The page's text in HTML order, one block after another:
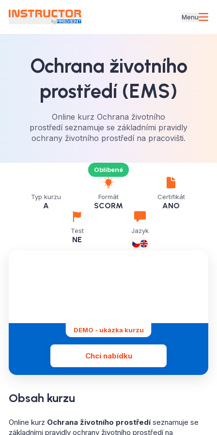
Menu
Ochrana životního
prostředí (EMS)
Online kurz Ochrana životního
prostředí seznamuje se základními pravidly
ochrany životního prostředí na pracovišti.
Oblíbené
Typ kurzu
A
Formát
SCORM
Certifikát
ANO
Test
NE
Jazyk
DEMO - ukázka kurzu
Chci nabídku
Obsah kurzu
Online kurz Ochrana životního prostředí seznamuje se
základními pravidly ochrany životního prostředí na